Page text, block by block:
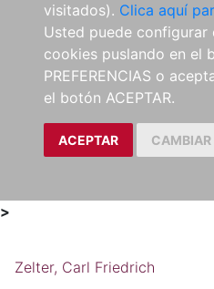
visitados). Clica aquí
Usted puede configurar
cookies puslando en el
PREFERENCIAS o
el botón ACEPTAR.
ACEPTAR CAMBIAR
>
Zelter, Carl Friedrich